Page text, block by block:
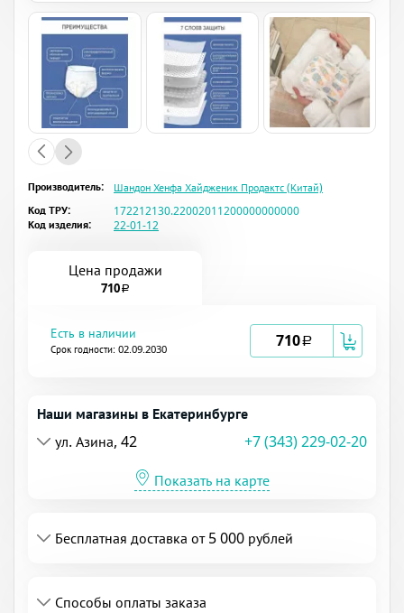
Производитель:
Шандон Хенфа Хайдженик Продактс (Китай)
Код ТРУ:
172212130.22002011200000000000
Код изделия:
22-01-12
Цена продажи
710a
Есть в наличии
Срок годности: 02.09.2030 710a
Наши магазины в Екатеринбурге
ул. Азина, 42
+7 (343) 229-02-20
Показать на карте
Бесплатная доставка от 5 000 рублей
Способы оплаты заказа